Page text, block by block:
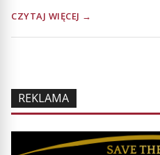
CZYTAJ WIĘCEJ →
REKLAMA